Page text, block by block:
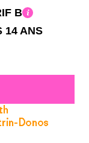
B
14 ANS
Donos